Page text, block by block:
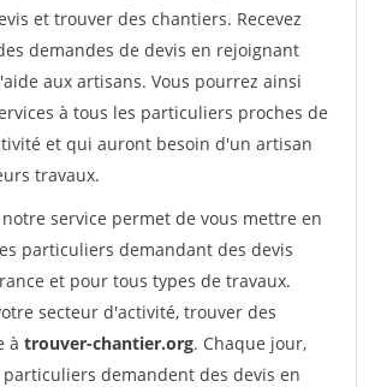
et trouver des chantiers. Recevez
demandes de devis en rejoignant
aux artisans. Vous pourrez ainsi
à tous les particuliers proches de
et qui auront besoin d'un artisan
travaux.
service permet de vous mettre en
particuliers demandant des devis
et pour tous types de travaux.
secteur d'activité, trouver des
à trouver-chantier.org. Chaque jour,
demandent des devis en